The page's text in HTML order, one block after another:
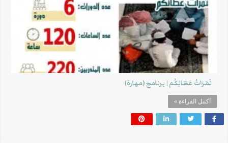
ثَمَرَاتُ عَطَائِكُم | برنامج (مهارة)
أكمل القراءة »